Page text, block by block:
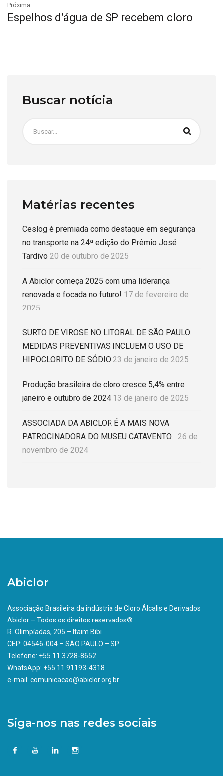
Próxima
Espelhos d’água de SP recebem cloro
Buscar notícia
Matérias recentes
Ceslog é premiada como destaque em segurança
no transporte na 24ª edição do Prêmio José
Tardivo 20 de outubro de 2025
A Abiclor começa 2025 com uma liderança
renovada e focada no futuro! 17 de fevereiro de
2025
SURTO DE VIROSE NO LITORAL DE SÃO PAULO:
MEDIDAS PREVENTIVAS INCLUEM O USO DE
HIPOCLORITO DE SÓDIO 23 de janeiro de 2025
Produção brasileira de cloro cresce 5,4% entre
janeiro e outubro de 2024 13 de janeiro de 2025
ASSOCIADA DA ABICLOR É A MAIS NOVA
PATROCINADORA DO MUSEU CATAVENTO
26 de
novembro de 2024
Abiclor
Associação Brasileira da indústria de Cloro Álcalis e Derivados
Abiclor – Todos os direitos reservados®
R. Olimpíadas, 205 – Itaim Bibi
CEP: 04546-004 – SÃO PAULO – SP
Telefone: +55 11 3728-8652
WhatsApp: +55 11 91193-4318
e-mail: comunicacao@abiclor.org.br
Siga-nos nas redes sociais